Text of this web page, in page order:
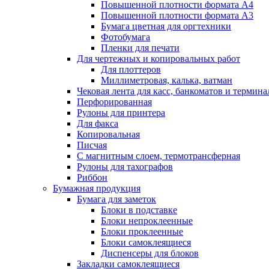
Повышенной плотности формата А4
Повышенной плотности формата А3
Бумага цветная для оргтехники
Фотобумага
Пленки для печати
Для чертежных и копировальных работ
Для плоттеров
Миллиметровая, калька, ватман
Чековая лента для касс, банкоматов и
Перфорированная
Рулоны для принтера
Для факса
Копировальная
Писчая
С магнитным слоем, термотрансферная
Рулоны для тахографов
Риббон
Бумажная продукция
Бумага для заметок
Блоки в подставке
Блоки непроклеенные
Блоки проклеенные
Блоки самоклеящиеся
Диспенсеры для блоков
Закладки самоклеящиеся